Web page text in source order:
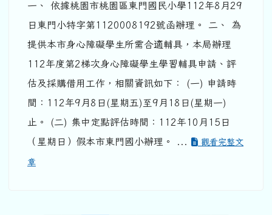
一、 依據桃園市桃園區東門國民小學112年8月29
日東門小特字第1120008192號函辦理。 二、 為
提供本市身心障礙學生所需合適輔具，本局辦理
112年度第2梯次身心障礙學生學習輔具申請、評
估及採購借用工作，相關資訊如下： (一) 申請時
間：112年9月8日(星期五)至9月18日(星期一)
止。 (二) 集中定點評估時間：112年10月15日
（星期日）假本市東門國小辦理。 ...
觀看完整文
章